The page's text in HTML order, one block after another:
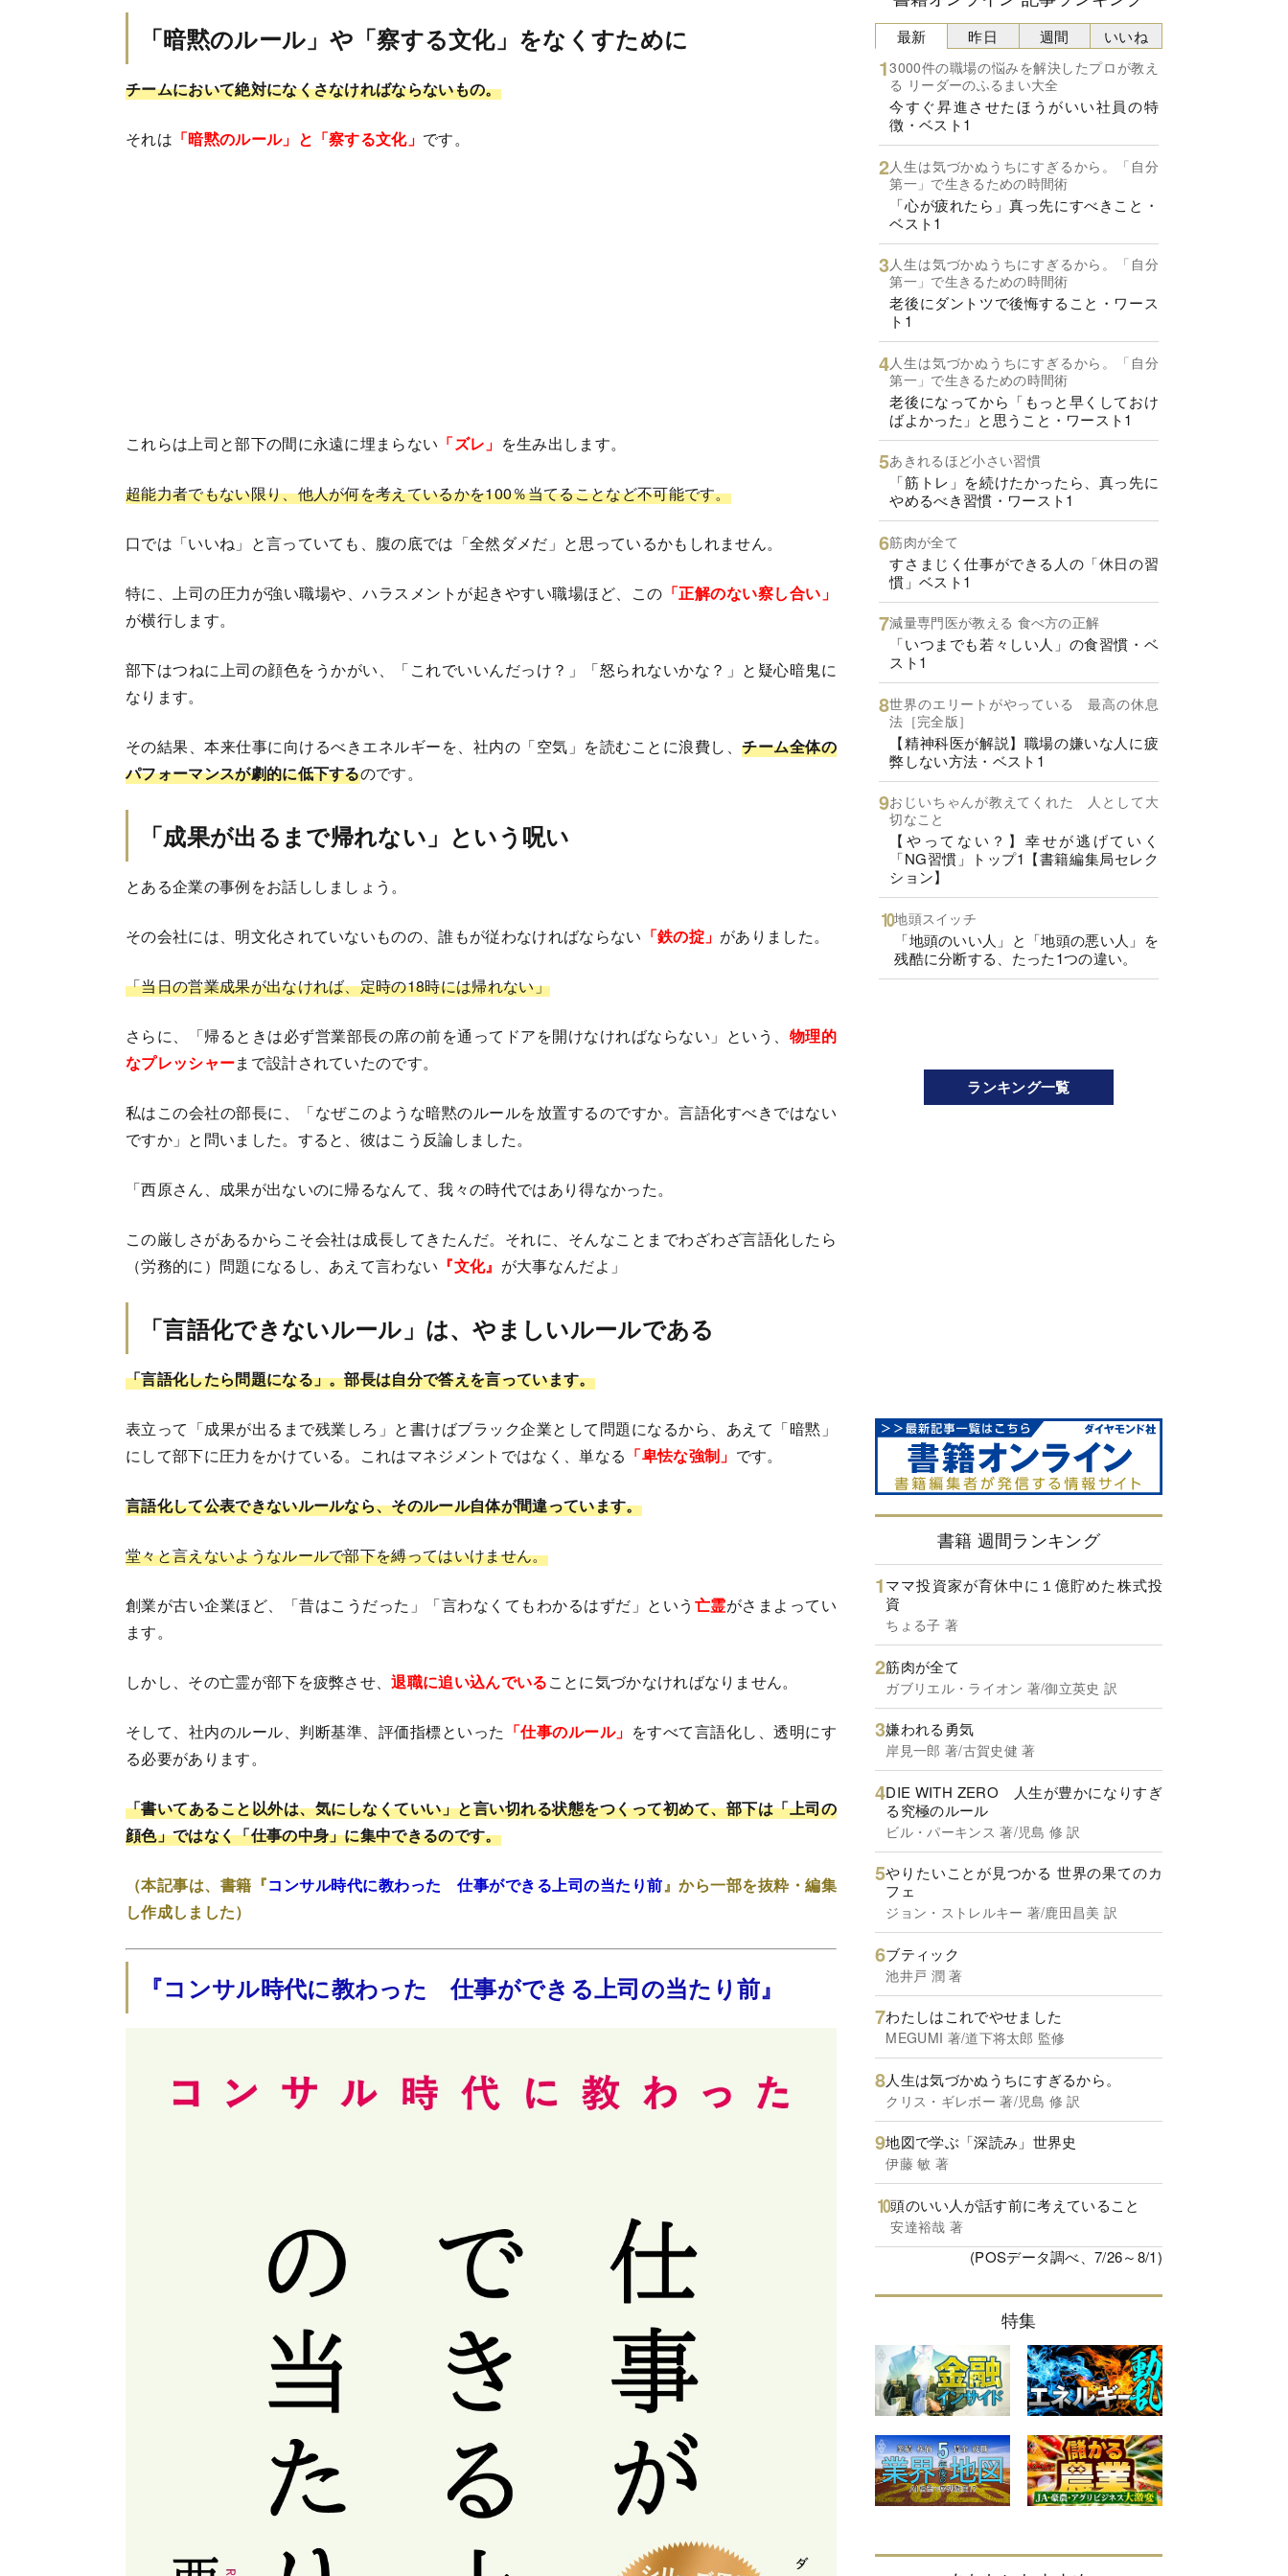
「暗黙のルール」や「察する文化」をなくすために
チームにおいて絶対になくさなければならないもの。
それは 「暗黙のルール」と「察する文化」 です。
これらは上司と部下の間に永遠に埋まらない 「ズレ」 を生み出します。
超能力者でもない限り、他人が何を考えているかを100％当てることなど不可能です。
口では「いいね」と言っていても、腹の底では「全然ダメだ」と思っているかもしれません。
特に、上司の圧力が強い職場や、ハラスメントが起きやすい職場ほど、この 「正解のない察し合い」
が横行します。
部下はつねに上司の顔色をうかがい、「これでいいんだっけ？」「怒られないかな？」と疑心暗鬼に
なります。
その結果、本来仕事に向けるべきエネルギーを、社内の「空気」を読むことに浪費し、チーム全体の
パフォーマンスが劇的に低下するのです。
「成果が出るまで帰れない」という呪い
とある企業の事例をお話ししましょう。
その会社には、明文化されていないものの、誰もが従わなければならない 「鉄の掟」 がありました。
「当日の営業成果が出なければ、定時の18時には帰れない」
さらに、「帰るときは必ず営業部長の席の前を通ってドアを開けなければならない」という、 物理的
なプレッシャーまで設計されていたのです。
私はこの会社の部長に、「なぜこのような暗黙のルールを放置するのですか。言語化すべきではない
ですか」と問いました。すると、彼はこう反論しました。
「西原さん、成果が出ないのに帰るなんて、我々の時代ではあり得なかった。
この厳しさがあるからこそ会社は成長してきたんだ。それに、そんなことまでわざわざ言語化したら
（労務的に）問題になるし、あえて言わない 『文化』 が大事なんだよ」
「言語化できないルール」は、やましいルールである
「言語化したら問題になる」。部長は自分で答えを言っています。
表立って「成果が出るまで残業しろ」と書けばブラック企業として問題になるから、あえて「暗黙」
にして部下に圧力をかけている。これはマネジメントではなく、単なる 「卑怯な強制」 です。
言語化して公表できないルールなら、そのルール自体が間違っています。
堂々と言えないようなルールで部下を縛ってはいけません。
創業が古い企業ほど、「昔はこうだった」「言わなくてもわかるはずだ」という 亡霊がさまよってい
ます。
しかし、その亡霊が部下を疲弊させ、退職に追い込んでいることに気づかなければなりません。
そして、社内のルール、判断基準、評価指標といった 「仕事のルール」 をすべて言語化し、透明にす
る必要があります。
「書いてあること以外は、気にしなくていい」と言い切れる状態をつくって初めて、部下は「上司の
顔色」ではなく「仕事の中身」に集中できるのです。
（本記事は、書籍『コンサル時代に教わった 仕事ができる上司の当たり前』から一部を抜粋・編集
し作成しました）
『コンサル時代に教わった 仕事ができる上司の当たり前』
最新
3000件の職場の悩みを解決したプロが教え
る リーダーのふるまい大全
今すぐ昇進させたほうがいい社員の特
徴・ベスト1
人生は気づかぬうちにすぎるから。「自分
第一」で生きるための時間術
「心が疲れたら」真っ先にすべきこと・
ベスト1
人生は気づかぬうちにすぎるから。「自分
第一」で生きるための時間術
老後にダントツで後悔すること・ワース
ト1
人生は気づかぬうちにすぎるから。「自分
第一」で生きるための時間術
老後になってから「もっと早くしておけ
ばよかった」と思うこと・ワースト1
あきれるほど小さい習慣
「筋トレ」を続けたかったら、真っ先に
やめるべき習慣・ワースト1
筋肉が全て
すさまじく仕事ができる人の「休日の習
慣」ベスト1
減量専門医が教える 食べ方の正解
「いつまでも若々しい人」の食習慣・ベ
スト1
世界のエリートがやっている 最高の休息
法［完全版］
【精神科医が解説】職場の嫌いな人に疲
弊しない方法・ベスト1
おじいちゃんが教えてくれた 人として大
切なこと
【やってない？】幸せが逃げていく
「NG習慣」トップ1【書籍編集局セレク
ション】
地頭スイッチ
「地頭のいい人」と「地頭の悪い人」を
残酷に分断する、たった1つの違い。
昨日 週間 いいね
ランキング一覧
書籍 週間ランキング
ママ投資家が育休中に１億貯めた株式投
資
ちょる子 著
筋肉が全て
ガブリエル・ライオン 著/御立英史 訳
嫌われる勇気
岸見一郎 著/古賀史健 著
DIE WITH ZERO 人生が豊かになりすぎ
る究極のルール
ビル・パーキンス 著/児島 修 訳
やりたいことが見つかる 世界の果てのカ
フェ
ジョン・ストレルキー 著/鹿田昌美 訳
ブティック
池井戸 潤 著
わたしはこれでやせました
MEGUMI 著/道下将太郎 監修
人生は気づかぬうちにすぎるから。
クリス・ギレボー 著/児島 修 訳
地図で学ぶ「深読み」世界史
伊藤 敏 著
頭のいい人が話す前に考えていること
安達裕哉 著
(POSデータ調べ、7/26～8/1)
特集